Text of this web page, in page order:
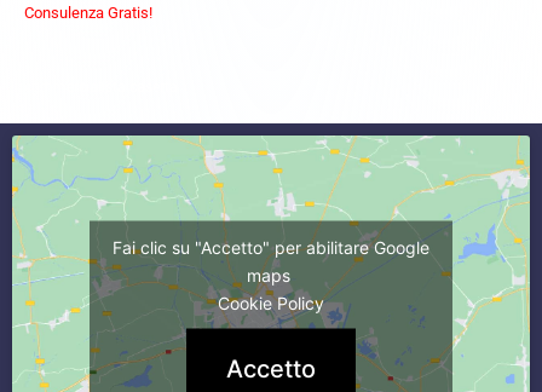
Consulenza Gratis!
Fai clic su "Accetto" per abilitare Google
maps
Cookie Policy
Accetto